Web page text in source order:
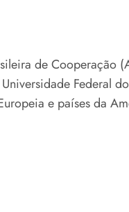
de Cooperação
Federal
e países da